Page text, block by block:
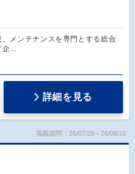
メンテナンスを専門とする総合
企…
詳細を見る
掲載期間：26/07/28～26/08/10